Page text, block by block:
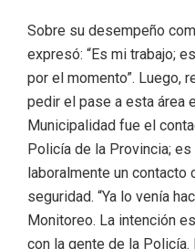
Sobre su desempeño
expresó: “Es mi trabajo;
por el momento”. Luego,
pedir el pase a esta área
Municipalidad fue el
Policía de la Provincia;
laboralmente un
seguridad. “Ya lo venía
Monitoreo. La intención
con la gente de la Policía.